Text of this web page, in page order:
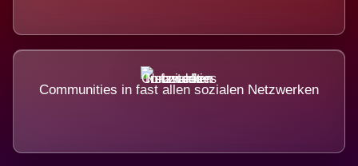
Communities in fast allen sozialen Netzwerken